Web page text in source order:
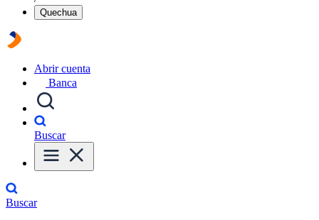
Quechua
Abrir cuenta
Banca
Buscar
Buscar